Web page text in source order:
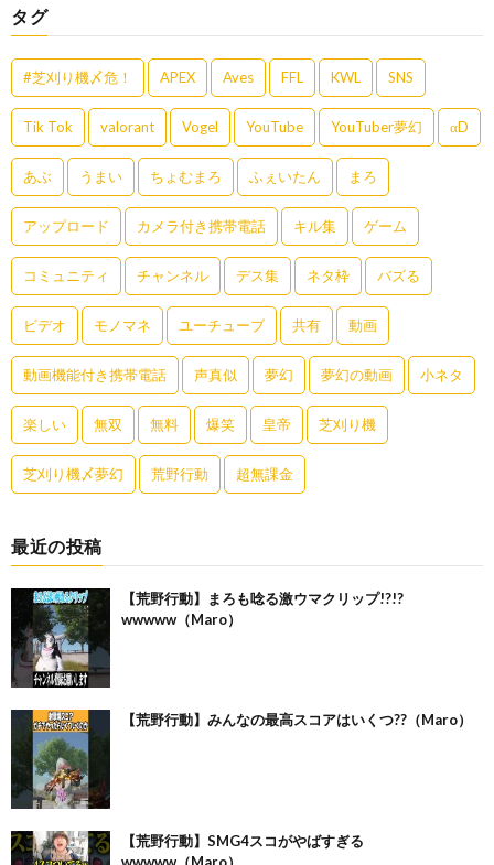
タグ
#芝刈り機〆危！ APEX Aves FFL KWL SNS
Tik Tok valorant Vogel YouTube YouTuber夢幻 αD
あぶ うまい ちょむまろ ふぇいたん まろ
アップロード カメラ付き携帯電話 キル集 ゲーム
コミュニティ チャンネル デス集 ネタ枠 バズる
ビデオ モノマネ ユーチューブ 共有 動画
動画機能付き携帯電話 声真似 夢幻 夢幻の動画 小ネタ
楽しい 無双 無料 爆笑 皇帝 芝刈り機
芝刈り機〆夢幻 荒野行動 超無課金
最近の投稿
【荒野行動】まろも唸る激ウマクリップ!?!?
wwwww（Maro）
【荒野行動】みんなの最高スコアはいくつ??（Maro）
【荒野行動】SMG4スコがやばすぎる
wwwww（Maro）